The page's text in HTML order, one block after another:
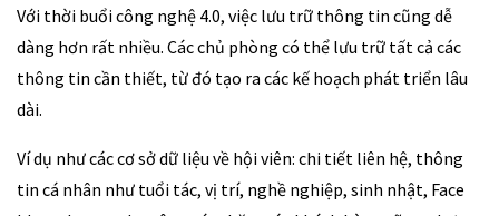
Với thời buổi công nghệ 4.0, việc lưu trữ thông tin cũng dễ
dàng hơn rất nhiều. Các chủ phòng có thể lưu trữ tất cả các
thông tin cần thiết, từ đó tạo ra các kế hoạch phát triển lâu
dài.
Ví dụ như các cơ sở dữ liệu về hội viên: chi tiết liên hệ, thông
tin cá nhân như tuổi tác, vị trí, nghề nghiệp, sinh nhật, Face